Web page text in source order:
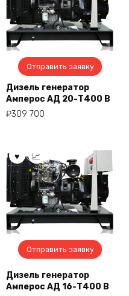
Отправить заявку
Дизель генератор
Амперос АД 20-Т400 B
₽309 700
Отправить заявку
Дизель генератор
Амперос АД 16-Т400 B